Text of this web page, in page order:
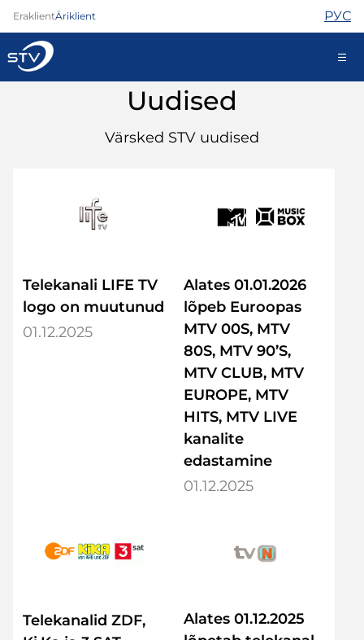
EraklientÄriklient РУС
kontakt@stv.ee
Iseteenindus
Abi
Pood
Kontaktid
Uudised
Värsked STV uudised
Telekanali LIFE TV
logo on muutunud
01.12.2025
Alates 01.01.2026
lõpeb Euroopas
MTV 00S, MTV
80S, MTV 90’S,
MTV CLUB, MTV
EUROPE, MTV
HITS, MTV LIVE
kanalite
edastamine
01.12.2025
Telekanalid ZDF,
Alates 01.12.2025